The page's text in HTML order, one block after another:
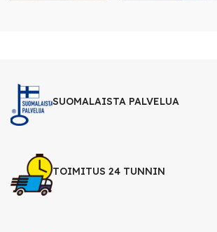
SUOMALAISTA PALVELUA
TOIMITUS 24 TUNNIN